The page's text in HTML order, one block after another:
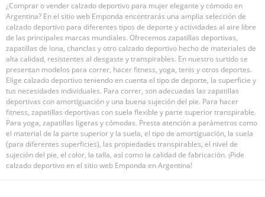
¿Comprar o vender calzado deportivo para mujer elegante y cómodo en
Argentina? En el sitio web Emponda encontrarás una amplia selección de
calzado deportivo para diferentes tipos de deporte y actividades al aire libre
de las principales marcas mundiales. Ofrecemos zapatillas deportivas,
zapatillas de lona, chanclas y otro calzado deportivo hecho de materiales de
alta calidad, resistentes al desgaste y transpirables. En nuestro surtido se
presentan modelos para correr, hacer fitness, yoga, tenis y otros deportes.
Elige calzado deportivo teniendo en cuenta el tipo de deporte, la superficie y
tus necesidades individuales. Para correr, son adecuadas las zapatillas
deportivas con amortiguación y una buena sujeción del pie. Para hacer
fitness, zapatillas deportivas con suela flexible y parte superior transpirable.
Para yoga, zapatillas ligeras y cómodas. Presta atención a parámetros como
el material de la parte superior y la suela, el tipo de amortiguación, la suela
(para diferentes superficies), las propiedades transpirables, el nivel de
sujeción del pie, el color, la talla, así como la calidad de fabricación. ¡Pide
calzado deportivo en el sitio web Emponda en Argentina!